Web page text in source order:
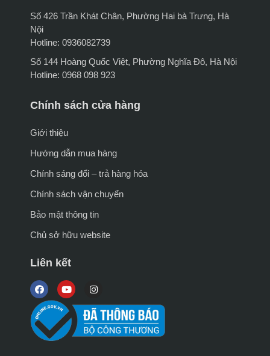
Số 426 Trần Khát Chân, Phường Hai bà Trưng, Hà
Nội
Hotline: 0936082739
Số 144 Hoàng Quốc Việt, Phường Nghĩa Đô, Hà Nội
Hotline: 0968 098 923
Chính sách cửa hàng
Giới thiệu
Hướng dẫn mua hàng
Chính sáng đổi – trả hàng hóa
Chính sách vận chuyển
Bảo mật thông tin
Chủ sở hữu website
Liên kết